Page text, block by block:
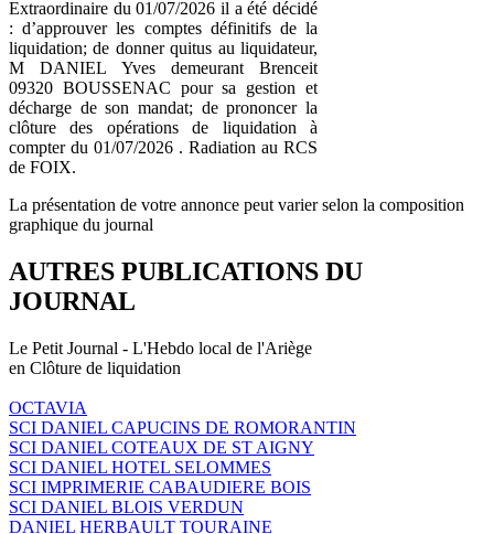
Extraordinaire du 01/07/2026 il a été décidé
: d’approuver les comptes définitifs de la
liquidation; de donner quitus au liquidateur,
M DANIEL Yves demeurant Brenceit
09320 BOUSSENAC pour sa gestion et
décharge de son mandat; de prononcer la
clôture des opérations de liquidation à
compter du 01/07/2026 . Radiation au RCS
de FOIX.
La présentation de votre annonce peut varier selon la composition
graphique du journal
AUTRES PUBLICATIONS DU
JOURNAL
Le Petit Journal - L'Hebdo local de l'Ariège
en Clôture de liquidation
OCTAVIA
SCI DANIEL CAPUCINS DE ROMORANTIN
SCI DANIEL COTEAUX DE ST AIGNY
SCI DANIEL HOTEL SELOMMES
SCI IMPRIMERIE CABAUDIERE BOIS
SCI DANIEL BLOIS VERDUN
DANIEL HERBAULT TOURAINE